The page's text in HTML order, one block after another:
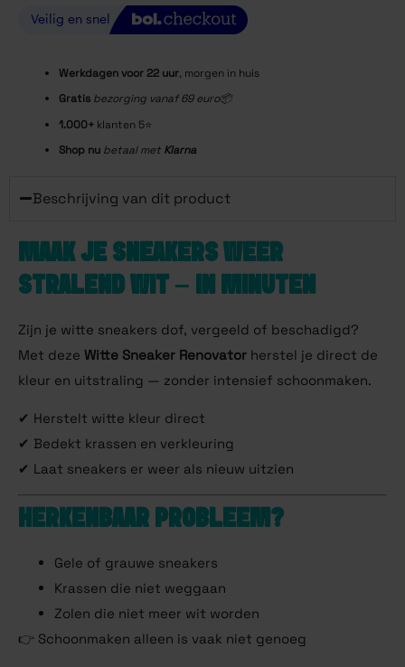
Werkdagen voor 22 uur, morgen in huis
Gratis bezorging vanaf 69 euro📦
1.000+ klanten 5⭐️
Shop nu betaal met Klarna
Beschrijving van dit product
MAAK JE SNEAKERS WEER
STRALEND WIT – IN MINUTEN
Zijn je witte sneakers dof, vergeeld of beschadigd?
Met deze Witte Sneaker Renovator herstel je direct de
kleur en uitstraling — zonder intensief schoonmaken.
✔ Herstelt witte kleur direct
✔ Bedekt krassen en verkleuring
✔ Laat sneakers er weer als nieuw uitzien
HERKENBAAR PROBLEEM?
Gele of grauwe sneakers
Krassen die niet weggaan
Zolen die niet meer wit worden
👉 Schoonmaken alleen is vaak niet genoeg